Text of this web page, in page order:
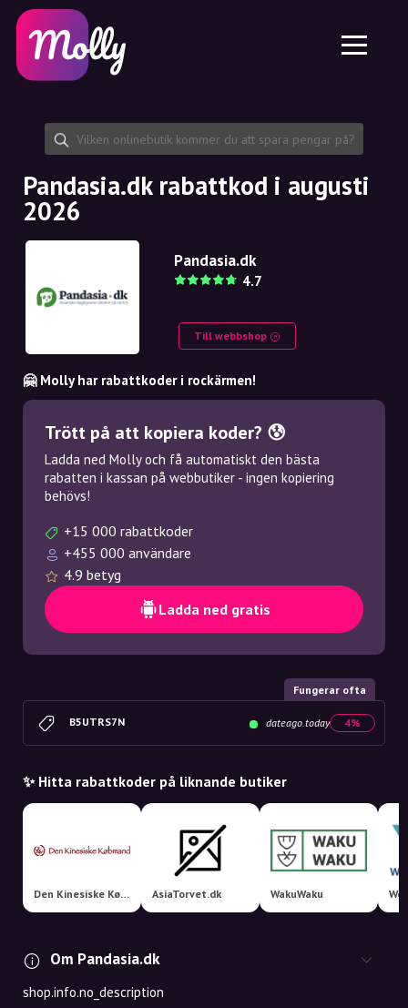
Hudvård
Hårvård
Dela rabattkod
Funktioner
Jobb
Om oss
Samarbete
Plattform
Molly till iPhone och iPad
Molly till Android
SE
EN
NO
NL
Pandasia.dk rabattkod i augusti
2026
Pandasia.dk
4.7
Till webbshop
🤗 Molly har rabattkoder i rockärmen!
Trött på att kopiera koder? 😰
Ladda ned Molly och få automatiskt den bästa
rabatten i kassan på webbutiker - ingen kopiering
behövs!
+15 000 rabattkoder
+455 000 användare
4.9 betyg
Ladda ned gratis
Fungerar ofta
B5UTRS7N dateago.today 4%
✨ Hitta rabattkoder på liknande butiker
Den Kinesiske Købmand AsiaTorvet.dk WakuWaku
Om Pandasia.dk
shop.info.no_description